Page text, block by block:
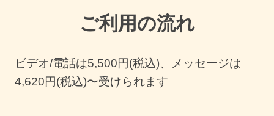
ご利用の流れ
ビデオ/電話は5,500円(税込)、メッセージは
4,620円(税込)〜受けられます